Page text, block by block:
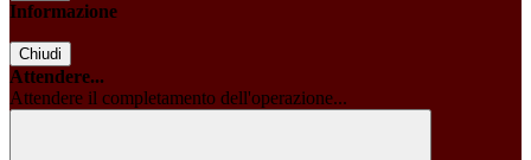
Informazione
Chiudi
Attendere...
Attendere il completamento dell'operazione...